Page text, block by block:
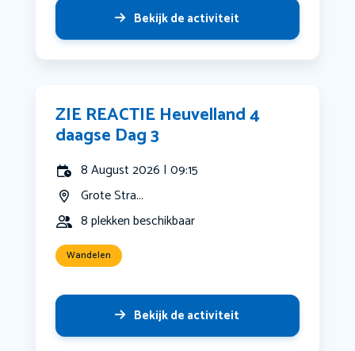
Bekijk de activiteit
ZIE REACTIE Heuvelland 4
daagse Dag 3
8 August 2026 | 09:15
Grote Stra...
8 plekken beschikbaar
Wandelen
Bekijk de activiteit